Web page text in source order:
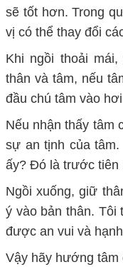
sẽ tốt hơn. Trong
vị có thể thay đổi
Khi ngồi thoải
thân và tâm, nếu
đầu chú tâm vào
Nếu nhận thấy tâm
sự an tịnh của
ấy? Đó là trước tiên
Ngồi xuống, giữ
ý vào bản thân. Tôi
được an vui và
Vậy hãy hướng tâm